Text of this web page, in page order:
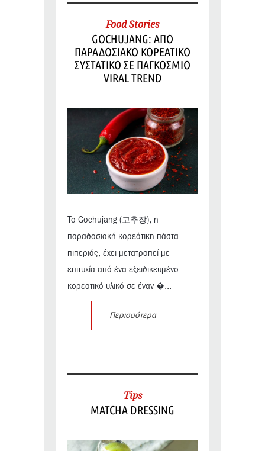
Food Stories
GOCHUJANG: ΑΠΟ
ΠΑΡΑΔΟΣΙΑΚΟ ΚΟΡΕΑΤΙΚΟ
ΣΥΣΤΑΤΙΚΟ ΣΕ ΠΑΓΚΟΣΜΙΟ
VIRAL TREND
Το Gochujang (고추장), η
παραδοσιακή κορεάτικη πάστα
πιπεριάς, έχει μετατραπεί με
επιτυχία από ένα εξειδικευμένο
κορεατικό υλικό σε έναν �...
Περισσότερα
Tips
MATCHA DRESSING